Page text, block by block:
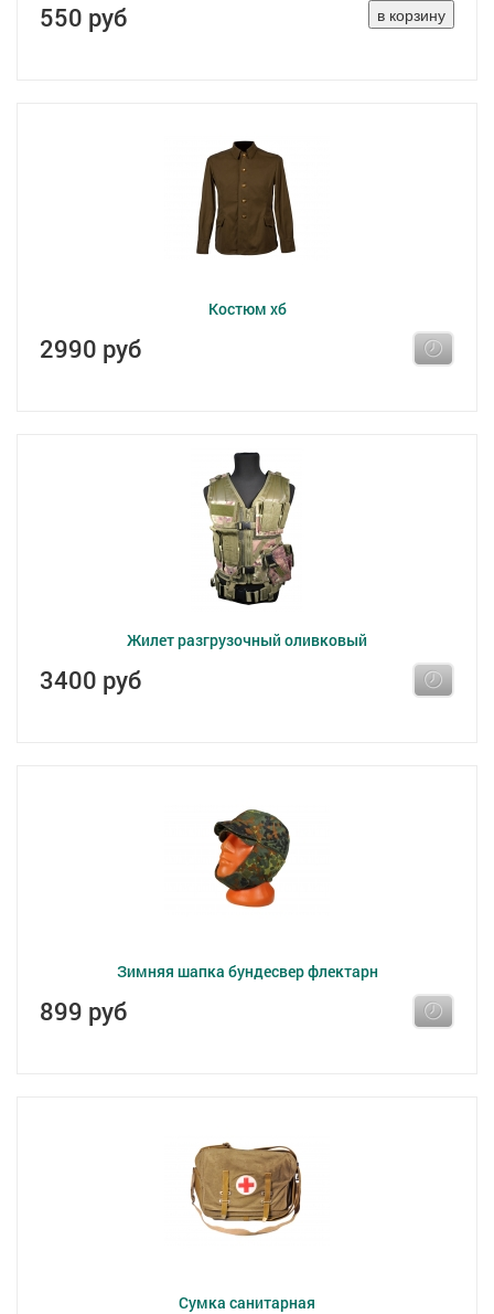
550 руб
Костюм хб
2990 руб
Жилет разгрузочный оливковый
3400 руб
Зимняя шапка бундесвер флектарн
899 руб
Сумка санитарная